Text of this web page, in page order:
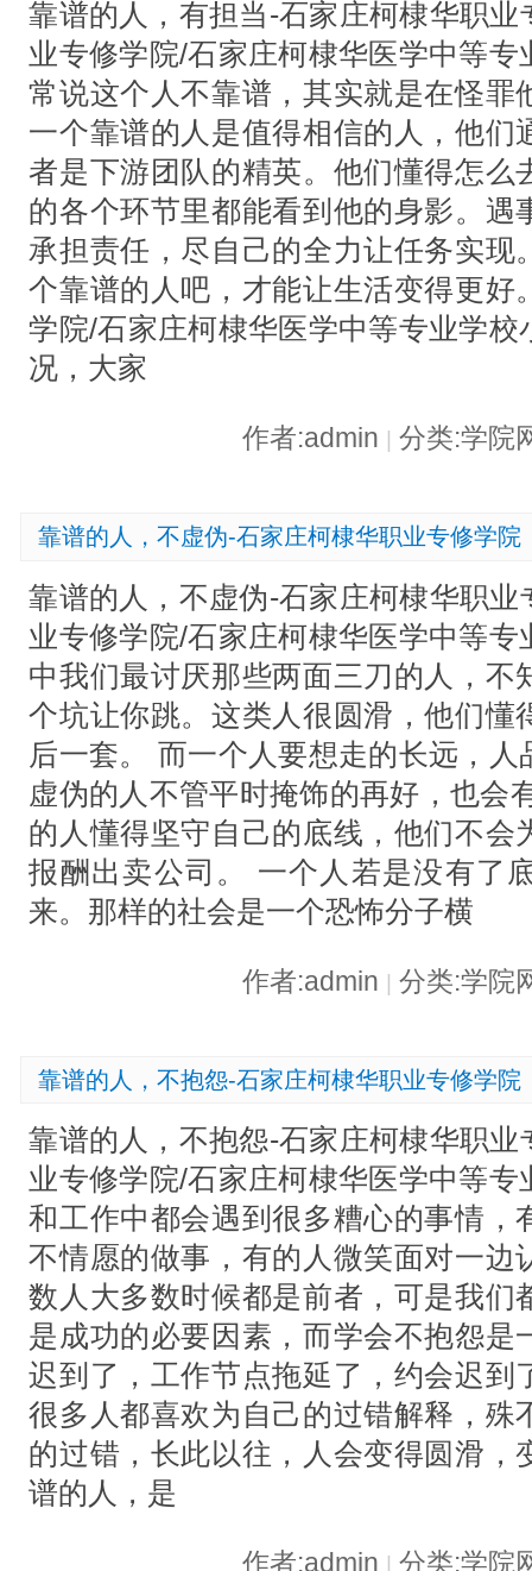
靠谱的人，有担当-石家庄柯棣华职
业专修学院/石家庄柯棣华医学中等
常说这个人不靠谱，其实就是在怪罪
一个靠谱的人是值得相信的人，他们
者是下游团队的精英。他们懂得怎么
的各个环节里都能看到他的身影。遇
承担责任，尽自己的全力让任务实现
个靠谱的人吧，才能让生活变得更好
学院/石家庄柯棣华医学中等专业学
况，大家
作者:admin 分类:学院
靠谱的人，不虚伪-石家庄柯棣华职业专修学院
靠谱的人，不虚伪-石家庄柯棣华职
业专修学院/石家庄柯棣华医学中等
中我们最讨厌那些两面三刀的人，不
个坑让你跳。这类人很圆滑，他们懂
后一套。 而一个人要想走的长远，
虚伪的人不管平时掩饰的再好，也会
的人懂得坚守自己的底线，他们不会
报酬出卖公司。 一个人若是没有了
来。那样的社会是一个恐怖分子横
作者:admin | 分类:学院
靠谱的人，不抱怨-石家庄柯棣华职业专修学院
靠谱的人，不抱怨-石家庄柯棣华职
业专修学院/石家庄柯棣华医学中等
和工作中都会遇到很多糟心的事情，
不情愿的做事，有的人微笑面对一边
数人大多数时候都是前者，可是我们
是成功的必要因素，而学会不抱怨是
迟到了，工作节点拖延了，约会迟
很多人都喜欢为自己的过错解释，殊
的过错，长此以往，人会变得圆滑，
谱的人，是
作者:admin 分类:学院